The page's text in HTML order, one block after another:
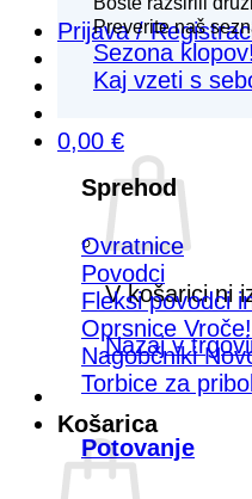
Prijava /
0,00 €
V košarici ni
Nazaj v
Košarica
Preverite naš
Sezona
Kaj vzeti s
Sprehod
Ovratnice
Povodci
Fleksi povodci
Oprsnice
Nagobčniki
Torbice za
Potovanje